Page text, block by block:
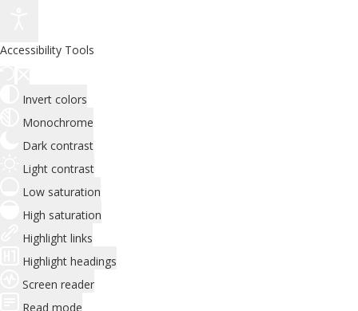
Accessibility Tools
Invert colors
Monochrome
Dark contrast
Light contrast
Low saturation
High saturation
Highlight links
Highlight headings
Screen reader
Read mode